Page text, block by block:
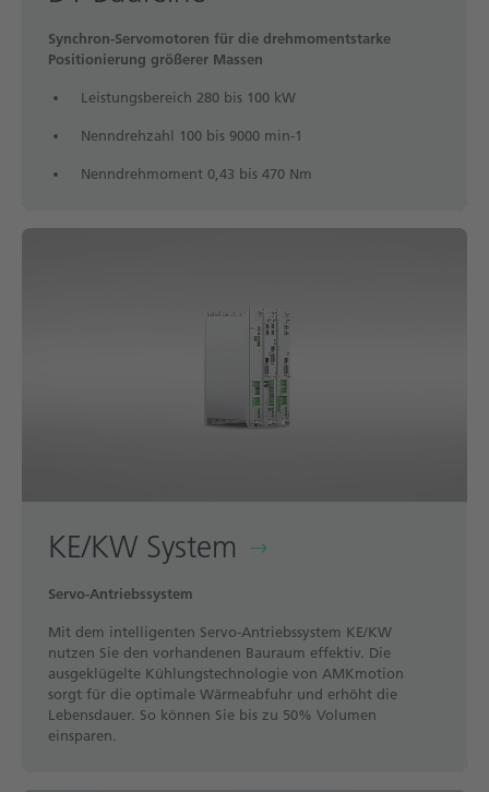
Synchron-Servomotoren für die drehmomentstarke
Positionierung größerer Massen
Leistungsbereich 280 bis 100 kW
Nenndrehzahl 100 bis 9000 min-1
Nenndrehmoment 0,43 bis 470 Nm
KE/KW System
Servo-Antriebssystem
Mit dem intelligenten Servo-Antriebssystem KE/KW
nutzen Sie den vorhandenen Bauraum effektiv. Die
ausgeklügelte Kühlungstechnologie von AMKmotion
sorgt für die optimale Wärmeabfuhr und erhöht die
Lebensdauer. So können Sie bis zu 50% Volumen
einsparen.